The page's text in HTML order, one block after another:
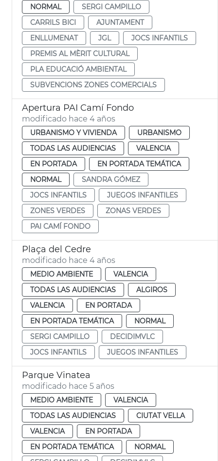
NORMAL
SERGI CAMPILLO
CARRILS BICI
AJUNTAMENT
ENLLUMENAT
JGL
JOCS INFANTILS
PREMIS AL MÈRIT CULTURAL
PLA EDUCACIÓ AMBIENTAL
SUBVENCIONS ZONES COMERCIALS
Apertura PAI Camí Fondo
modificado hace 4 años
URBANISMO Y VIVIENDA
URBANISMO
TODAS LAS AUDIENCIAS
VALENCIA
EN PORTADA
EN PORTADA TEMÁTICA
NORMAL
SANDRA GÓMEZ
JOCS INFANTILS
JUEGOS INFANTILES
ZONES VERDES
ZONAS VERDES
PAI CAMÍ FONDO
Plaça del Cedre
modificado hace 4 años
MEDIO AMBIENTE
VALENCIA
TODAS LAS AUDIENCIAS
ALGIROS
VALENCIA
EN PORTADA
EN PORTADA TEMÁTICA
NORMAL
SERGI CAMPILLO
DECIDIMVLC
JOCS INFANTILS
JUEGOS INFANTILES
Parque Vinatea
modificado hace 5 años
MEDIO AMBIENTE
VALENCIA
TODAS LAS AUDIENCIAS
CIUTAT VELLA
VALENCIA
EN PORTADA
EN PORTADA TEMÁTICA
NORMAL